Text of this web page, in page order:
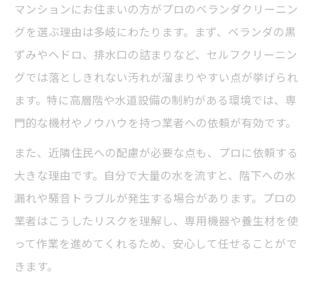
マンションにお住まいの方がプロのベランダクリーニン
グを選ぶ理由は多岐にわたります。まず、ベランダの黒
ずみやヘドロ、排水口の詰まりなど、セルフクリーニン
グでは落としきれない汚れが溜まりやすい点が挙げられ
ます。特に高層階や水道設備の制約がある環境では、専
門的な機材やノウハウを持つ業者への依頼が有効です。
また、近隣住民への配慮が必要な点も、プロに依頼する
大きな理由です。自分で大量の水を流すと、階下への水
漏れや騒音トラブルが発生する場合があります。プロの
業者はこうしたリスクを理解し、専用機器や養生材を使
って作業を進めてくれるため、安心して任せることがで
きます。